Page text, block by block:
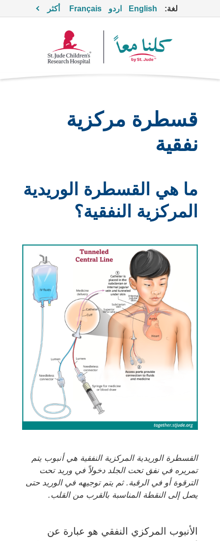
لغة: English اردو Français أكثر
قسطرة مركزية
نفقية
ما هي القسطرة الوريدية
المركزية النفقية؟
القسطرة الوريدية المركزية النفقية هي أنبوب يتم
تمريره في نفق تحت الجلد دخولاً في وريد تحت
الترقوة أو في الرقبة. ثم يتم توجيهه في الوريد حتى
يصل إلى النقطة المناسبة بالقرب من القلب.
الأنبوب المركزي النفقي هو عبارة عن